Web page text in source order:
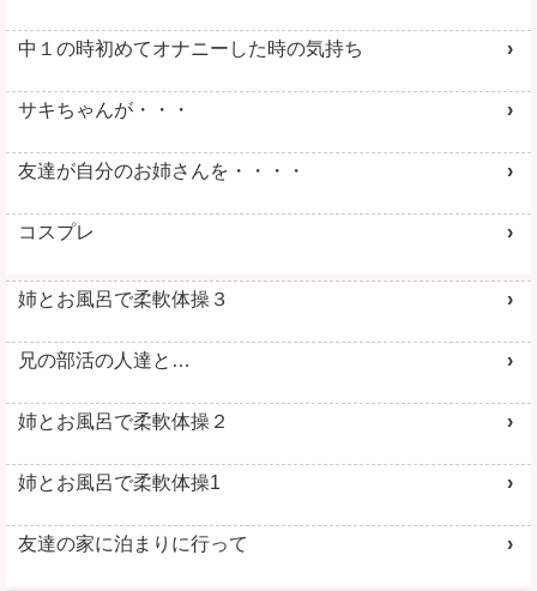
中１の時初めてオナニーした時の気持ち
サキちゃんが・・・
友達が自分のお姉さんを・・・・
コスプレ
姉とお風呂で柔軟体操３
兄の部活の人達と…
姉とお風呂で柔軟体操２
姉とお風呂で柔軟体操1
友達の家に泊まりに行って